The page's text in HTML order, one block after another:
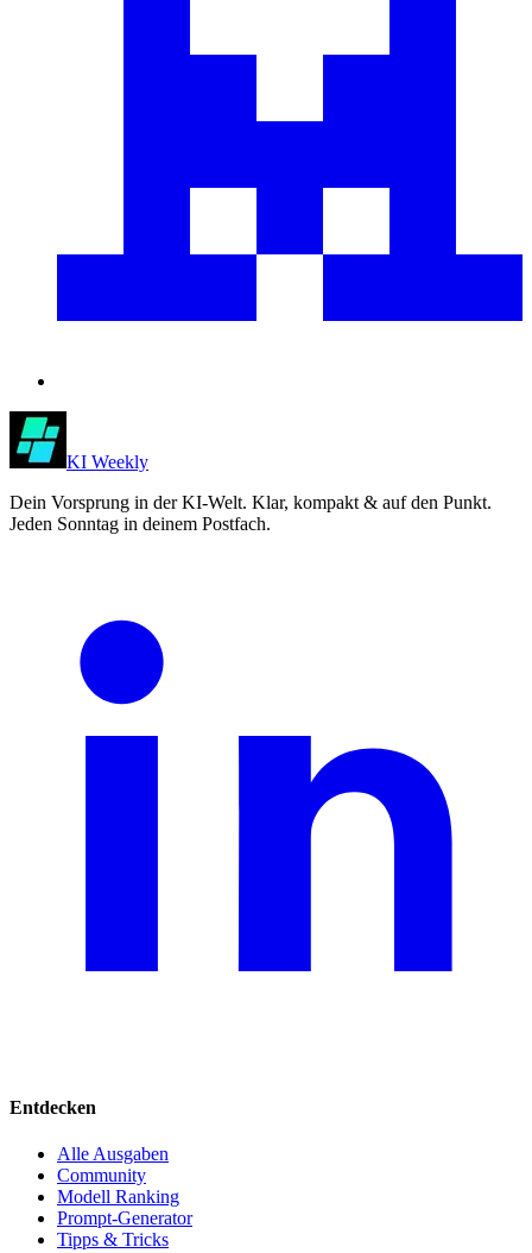
KI Weekly
Dein Vorsprung in der KI-Welt. Klar, kompakt & auf den Punkt.
Jeden Sonntag in deinem Postfach.
Entdecken
Alle Ausgaben
Community
Modell Ranking
Prompt-Generator
Tipps & Tricks